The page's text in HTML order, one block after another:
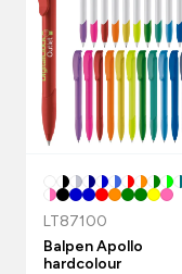
LT87100
Balpen Apollo
hardcolour